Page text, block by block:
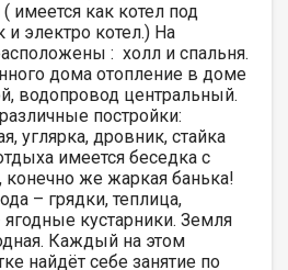
имеется как котел под
и электро котел.) На
: холл и спальня.
дома отопление в доме
водопровод центральный.
постройки:
углярка, дровник, стайка
имеется беседка с
конечно же жаркая банька!
– грядки, теплица,
кустарники. Земля
Каждый на этом
найдёт себе занятие по